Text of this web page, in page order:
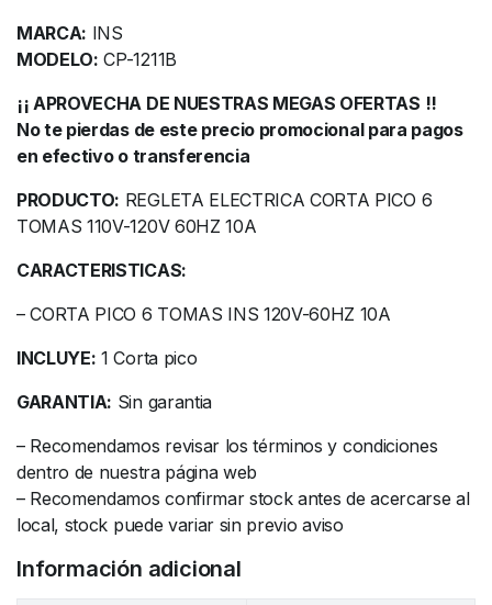
MARCA: INS
MODELO: CP-1211B
¡¡ APROVECHA DE NUESTRAS MEGAS OFERTAS !!
No te pierdas de este precio promocional para pagos
en efectivo o transferencia
PRODUCTO: REGLETA ELECTRICA CORTA PICO 6
TOMAS 110V-120V 60HZ 10A
CARACTERISTICAS:
– CORTA PICO 6 TOMAS INS 120V-60HZ 10A
INCLUYE: 1 Corta pico
GARANTIA: Sin garantia
– Recomendamos revisar los términos y condiciones
dentro de nuestra página web
– Recomendamos confirmar stock antes de acercarse al
local, stock puede variar sin previo aviso
Información adicional